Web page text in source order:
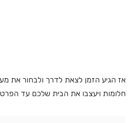
אז הגיע הזמן לצאת לדרך ולבחור את
חלומות ויעצבו את הבית שלכם עד הפרט